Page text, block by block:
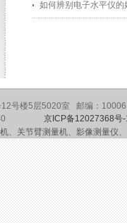
如何辨别电子水平仪的
12号楼5层5020室 邮编：
京ICP备12027368号
、关节臂测量机、影像测量仪